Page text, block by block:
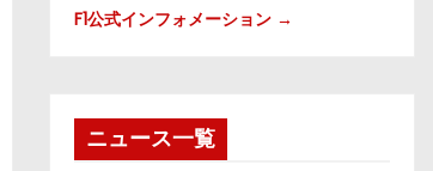
F1公式インフォメーション →
ニュース一覧